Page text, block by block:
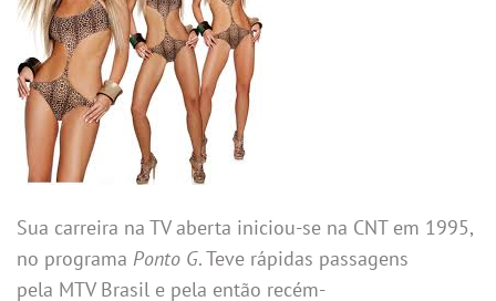
Sua carreira na TV aberta iniciou-se na CNT em 1995,
no programa Ponto G. Teve rápidas passagens
pela MTV Brasil e pela então recém-